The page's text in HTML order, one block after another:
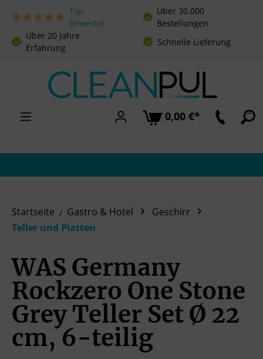
Zum Hauptinhalt springen
Top
bewertet
Über 30.000
Bestellungen
Über 20 Jahre
Erfahrung
Schnelle Lieferung
0,00 €*
Startseite Gastro & Hotel
Geschirr
Teller und Platten
WAS Germany
Rockzero One Stone
Grey Teller Set Ø 22
cm, 6-teilig